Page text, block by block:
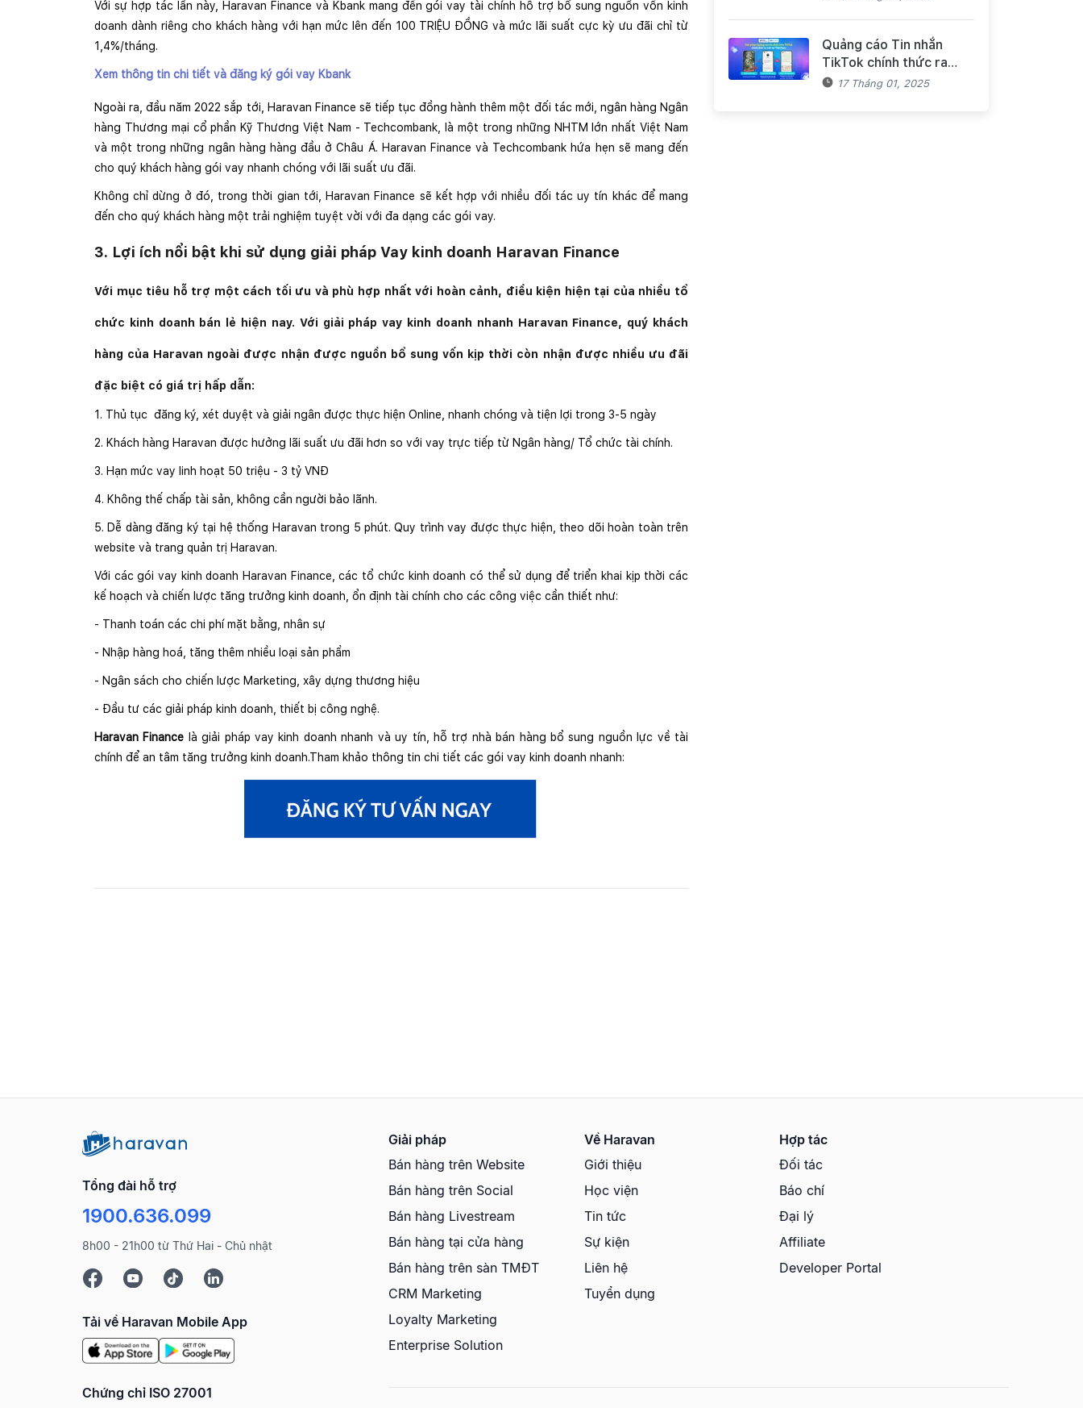
Với sự hợp tác lần này, Haravan Finance và Kbank mang đến gói vay tài chính hỗ trợ bổ sung nguồn vốn kinh
doanh dành riêng cho khách hàng với hạn mức lên đến 100 TRIỆU ĐỒNG và mức lãi suất cực kỳ ưu đãi chỉ từ
1,4%/tháng.
Xem thông tin chi tiết và đăng ký gói vay Kbank
Ngoài ra, đầu năm 2022 sắp tới, Haravan Finance sẽ tiếp tục đồng hành thêm một đối tác mới, ngân hàng Ngân
hàng Thương mại cổ phần Kỹ Thương Việt Nam - Techcombank, là một trong những NHTM lớn nhất Việt Nam
và một trong những ngân hàng hàng đầu ở Châu Á. Haravan Finance và Techcombank hứa hẹn sẽ mang đến
cho quý khách hàng gói vay nhanh chóng với lãi suất ưu đãi.
Không chỉ dừng ở đó, trong thời gian tới, Haravan Finance sẽ kết hợp với nhiều đối tác uy tín khác để mang
đến cho quý khách hàng một trải nghiệm tuyệt vời với đa dạng các gói vay.
3. Lợi ích nổi bật khi sử dụng giải pháp Vay kinh doanh Haravan Finance
Với mục tiêu hỗ trợ một cách tối ưu và phù hợp nhất với hoàn cảnh, điều kiện hiện tại của nhiều tổ
chức kinh doanh bán lẻ hiện nay. Với giải pháp vay kinh doanh nhanh Haravan Finance, quý khách
hàng của Haravan ngoài được nhận được nguồn bổ sung vốn kịp thời còn nhận được nhiều ưu đãi
đặc biệt có giá trị hấp dẫn:
1. Thủ tục đăng ký, xét duyệt và giải ngân được thực hiện Online, nhanh chóng và tiện lợi trong 3-5 ngày
2. Khách hàng Haravan được hưởng lãi suất ưu đãi hơn so với vay trực tiếp từ Ngân hàng/ Tổ chức tài chính.
3. Hạn mức vay linh hoạt 50 triệu - 3 tỷ VNĐ
4. Không thế chấp tài sản, không cần người bảo lãnh.
5. Dễ dàng đăng ký tại hệ thống Haravan trong 5 phút. Quy trình vay được thực hiện, theo dõi hoàn toàn trên
website và trang quản trị Haravan.
Với các gói vay kinh doanh Haravan Finance, các tổ chức kinh doanh có thể sử dụng để triển khai kịp thời các
kế hoạch và chiến lược tăng trưởng kinh doanh, ổn định tài chính cho các công việc cần thiết như:
- Thanh toán các chi phí mặt bằng, nhân sự
- Nhập hàng hoá, tăng thêm nhiều loại sản phẩm
- Ngân sách cho chiến lược Marketing, xây dựng thương hiệu
- Đầu tư các giải pháp kinh doanh, thiết bị công nghệ.
Haravan Finance là giải pháp vay kinh doanh nhanh và uy tín, hỗ trợ nhà bán hàng bổ sung nguồn lực về tài
chính để an tâm tăng trưởng kinh doanh.Tham khảo thông tin chi tiết các gói vay kinh doanh nhanh:
khách hàng Haravan
Quảng cáo Tin nhắn
TikTok chính thức ra
mắt tại Việt Nam - Bùng
17 Tháng 01, 2025
Tổng đài hỗ trợ
1900.636.099
8h00 - 21h00 từ Thứ Hai - Chủ nhật
Tải về Haravan Mobile App
Chứng chỉ ISO 27001
Giải pháp
Bán hàng trên Website
Bán hàng trên Social
Bán hàng Livestream
Bán hàng tại cửa hàng
Bán hàng trên sàn TMĐT
CRM Marketing
Loyalty Marketing
Enterprise Solution
Về Haravan
Giới thiệu
Học viện
Tin tức
Sự kiện
Liên hệ
Tuyển dụng
Hợp tác
Đối tác
Báo chí
Đại lý
Affiliate
Developer Portal